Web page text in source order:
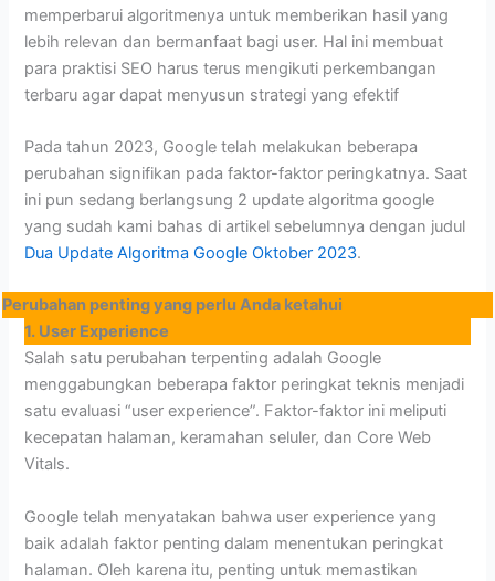
memperbarui algoritmenya untuk memberikan hasil yang
lebih relevan dan bermanfaat bagi user. Hal ini membuat
para praktisi SEO harus terus mengikuti perkembangan
terbaru agar dapat menyusun strategi yang efektif
Pada tahun 2023, Google telah melakukan beberapa
perubahan signifikan pada faktor-faktor peringkatnya. Saat
ini pun sedang berlangsung 2 update algoritma google
yang sudah kami bahas di artikel sebelumnya dengan judul
Dua Update Algoritma Google Oktober 2023.
Perubahan penting yang perlu Anda ketahui
1. User Experience
Salah satu perubahan terpenting adalah Google
menggabungkan beberapa faktor peringkat teknis menjadi
satu evaluasi “user experience”. Faktor-faktor ini meliputi
kecepatan halaman, keramahan seluler, dan Core Web
Vitals.
Google telah menyatakan bahwa user experience yang
baik adalah faktor penting dalam menentukan peringkat
halaman. Oleh karena itu, penting untuk memastikan